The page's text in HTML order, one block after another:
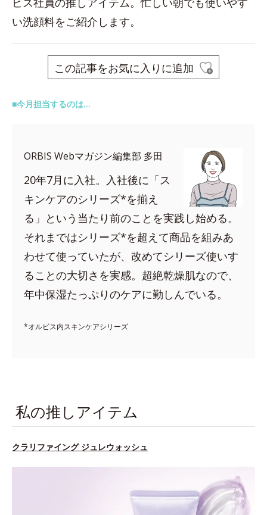
い洗顔料をご紹介します。
この記事をお気に入りに追加
■今月担当するのは…
ORBIS Webマガジン編集部 多田
20年7月に入社。入社後に「ス
キンケアのシリーズ*を揃え
る」という当たり前のことを実践し始める。
それまではシリーズ*を超えて商品を組みあ
わせて使っていたが、改めてシリーズ使いす
ることの大切さを実感。超絶乾燥肌なので、
年中保湿たっぷりのケアに勤しんでいる。
*オルビス内スキンケアシリーズ
私の推しアイテム
クラリファイング ジュレウォッシュ